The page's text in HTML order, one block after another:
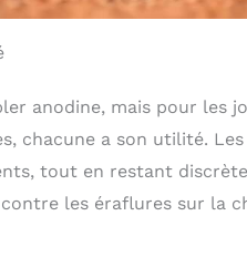
anodine, mais pour les
chacune a son utilité.
tout en restant
les éraflures sur la